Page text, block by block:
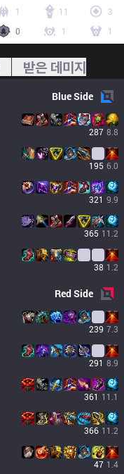
1 11
3
0
1 1
받은 데미지
BlueSide
287 8.8
195 6.0
321 9.9
365 11.2
38 1.2
RedSide
239 7.3
291 8.9
361 11.1
366 11.2
47 1.4